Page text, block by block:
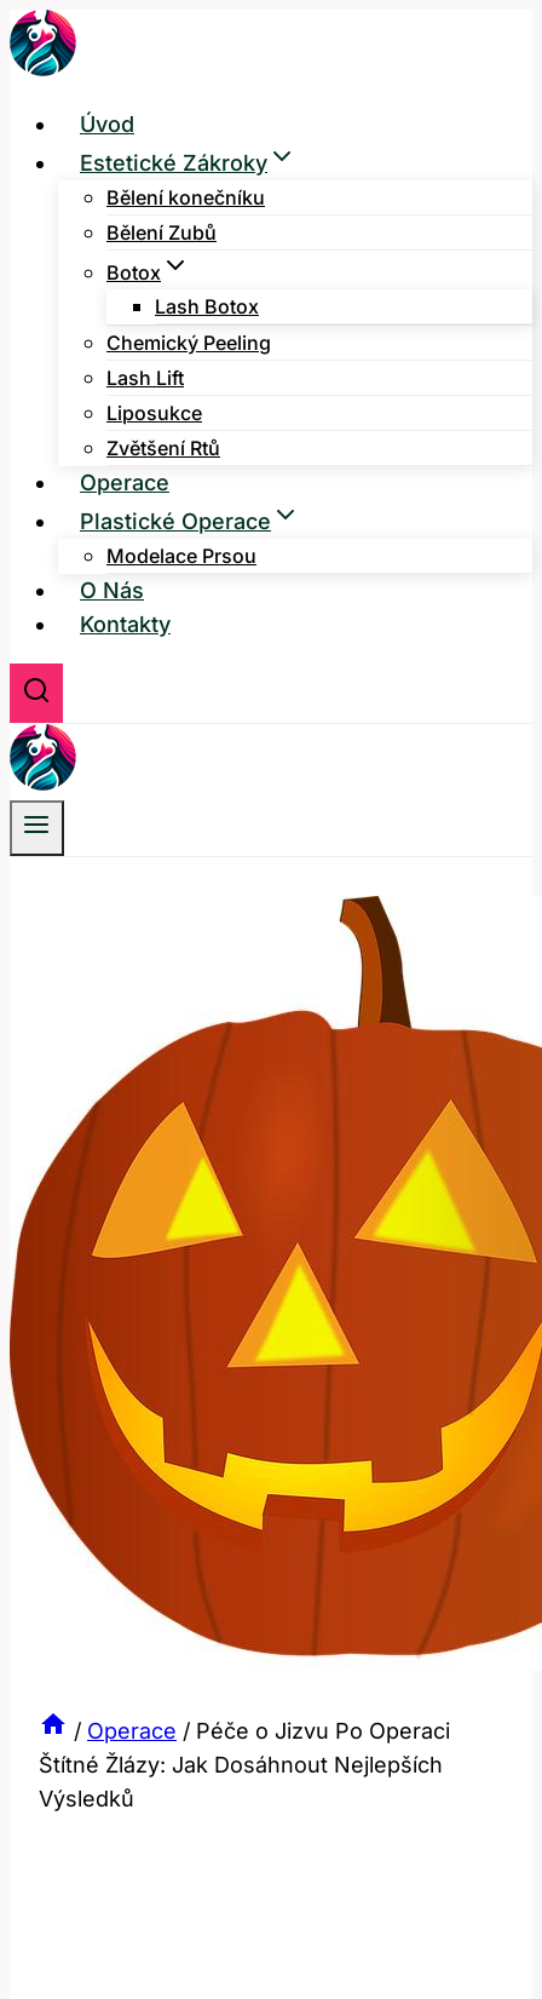
Přeskočit
na
Úvod
Estetické Zákroky
Bělení konečníku
Bělení Zubů
Botox
Lash Botox
Chemický Peeling
Lash Lift
Liposukce
Zvětšení Rtů
Operace
Plastické Operace
Modelace Prsou
O Nás
Kontakty
/ Operace / Péče o Jizvu Po Operaci
Štítné Žlázy: Jak Dosáhnout Nejlepších
Výsledků